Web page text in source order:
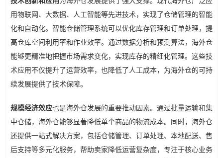
用物联网、大数据、人工智能等先进技术，实现了仓储管理的智能
化和自动化。智能仓储管理系统可以优化库存管理和订单处理，提
高仓库空间利用率和作业效率。通过数据分析和预测算法，海外仓
能够更精准地把握市场需求变化，实现库存的精细化管理。这些技
术应用不仅提升了运营效率，也降低了人工成本，为海外仓的可持
续发展提供了技术保障。
规模经济效应也是海外仓发展的重要推动因素。通过批量运输和集
中仓储，海外仓能够显著降低单个商品的物流成本。同时，海外仓
还提供一站式解决方案，包括仓储管理、订单处理、本地配送、售
后支持等多元化服务，帮助卖家降低运营复杂度，专注于核心业务